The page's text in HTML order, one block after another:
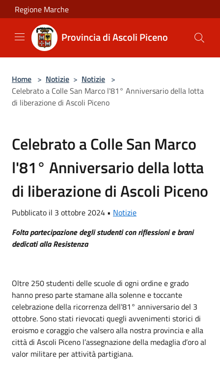
Salta al contenuto principale
Regione Marche
Provincia di Ascoli Piceno
Home > Notizie > Notizie >
Celebrato a Colle San Marco l'81° Anniversario della lotta
di liberazione di Ascoli Piceno
Celebrato a Colle San Marco
l'81° Anniversario della lotta
di liberazione di Ascoli Piceno
Pubblicato il 3 ottobre 2024 • Notizie
Folta partecipazione degli studenti con riflessioni e brani
dedicati alla Resistenza
Oltre 250 studenti delle scuole di ogni ordine e grado
hanno preso parte stamane alla solenne e toccante
celebrazione della ricorrenza dell’81° anniversario del 3
ottobre. Sono stati rievocati quegli avvenimenti storici di
eroismo e coraggio che valsero alla nostra provincia e alla
città di Ascoli Piceno l’assegnazione della medaglia d’oro al
valor militare per attività partigiana.